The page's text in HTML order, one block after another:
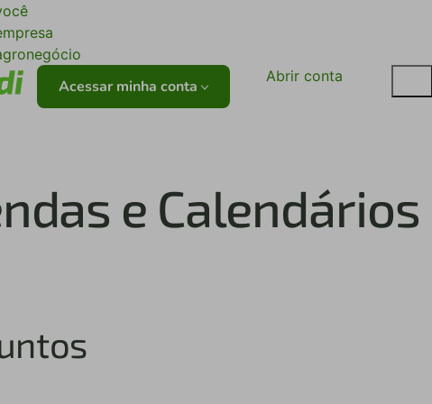
Acessar minha conta
Abrir conta
e